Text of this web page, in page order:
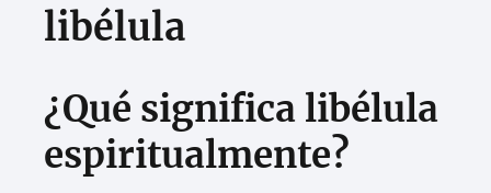
libélula
¿Qué significa libélula
espiritualmente?